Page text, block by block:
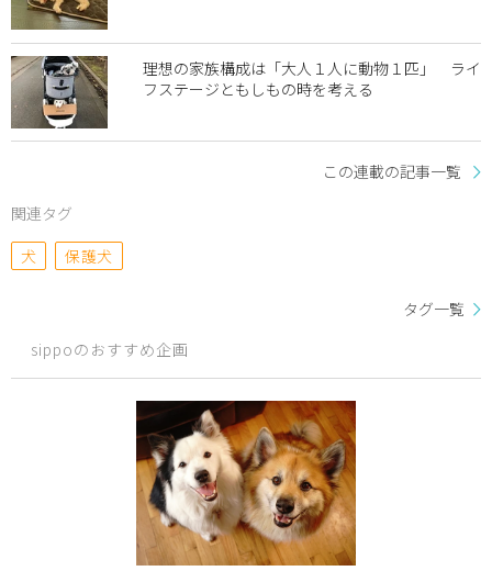
理想の家族構成は「大人１人に動物１匹」 ライ
フステージともしもの時を考える
この連載の記事一覧
関連タグ
犬
保護犬
タグ一覧
sippoのおすすめ企画